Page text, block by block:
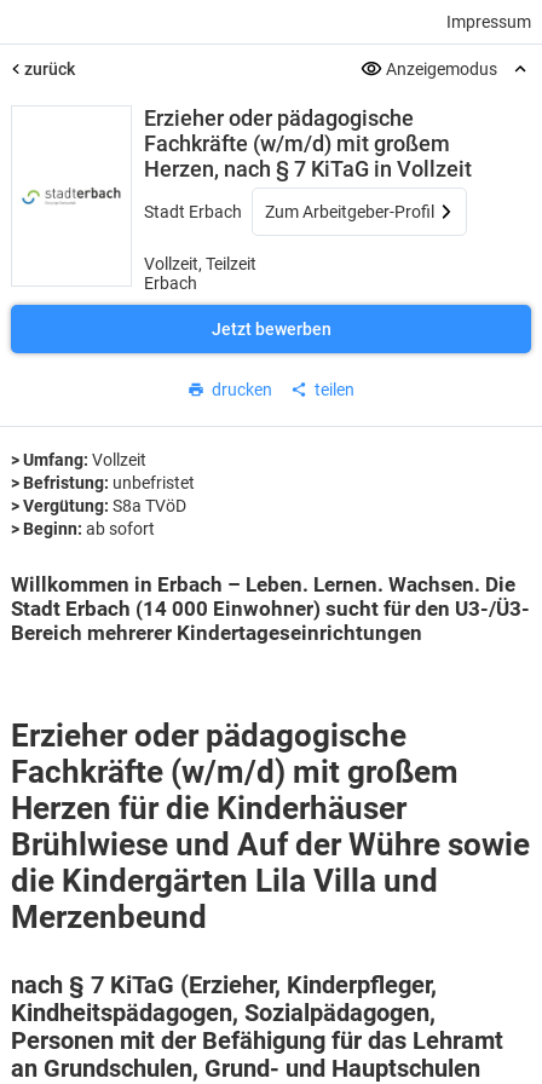
Impressum
zurück Anzeigemodus
Erzieher oder pädagogische
Fachkräfte (w/m/d) mit großem
Herzen, nach § 7 KiTaG in Vollzeit
Stadt Erbach Zum Arbeitgeber-Profil
Vollzeit, Teilzeit
Erbach
Jetzt bewerben
drucken teilen
> Umfang: Vollzeit
> Befristung: unbefristet
> Vergütung: S8a TVöD
> Beginn: ab sofort
Willkommen in Erbach – Leben. Lernen. Wachsen. Die
Stadt Erbach (14 000 Einwohner) sucht für den U3-/Ü3-
Bereich mehrerer Kindertageseinrichtungen
Erzieher oder pädagogische
Fachkräfte (w/m/d) mit großem
Herzen für die Kinderhäuser
Brühlwiese und Auf der Wühre sowie
die Kindergärten Lila Villa und
Merzenbeund
nach § 7 KiTaG (Erzieher, Kinderpfleger,
Kindheitspädagogen, Sozialpädagogen,
Personen mit der Befähigung für das Lehramt
an Grundschulen, Grund- und Hauptschulen
Karte anzeigen